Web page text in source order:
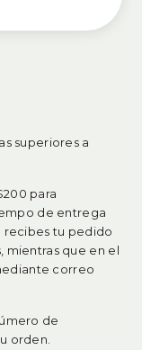
superiores a
para
de entrega
recibes tu pedido
mientras que en el
correo
de
orden.